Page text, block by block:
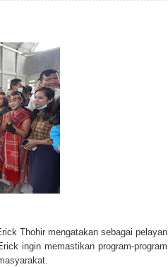
Thohir mengatakan sebagai pelayan
ingin memastikan program-program